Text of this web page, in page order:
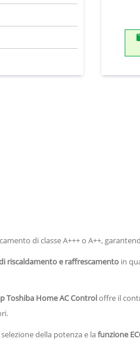
di classe A+++ o A++,
riscaldamento e raffrescamento in
Toshiba Home AC Controloffre il
della potenza e lafunzione